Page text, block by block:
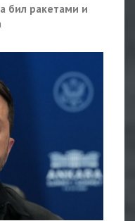
бил ракетами и